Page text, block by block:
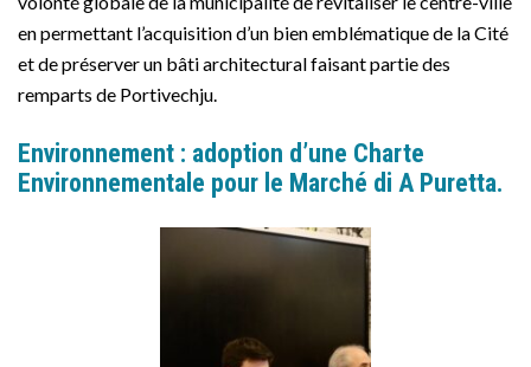
en permettant l’acquisition d’un bien emblématique de la Cité
et de préserver un bâti architectural faisant partie des
remparts de Portivechju.
Environnement : adoption d’une Charte
Environnementale pour le Marché di A Puretta.